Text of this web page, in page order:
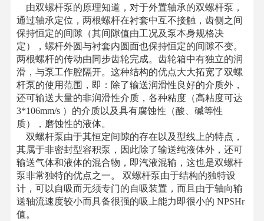
由双螺杆泵的原理知道，对于外置轴承的双螺杆泵，
通过轴承定位，两根螺杆在衬套中互不接触，齿侧之间
保持恒定的间隙（其间隙值由工况及泵本身规格决
定），螺杆外圆与衬套内圆面也保持恒定的间隙不变。
两根螺杆的传动由同步齿轮完成。齿轮箱中有独立的润
滑，与泵工作腔隔开。这种结构的优点大大拓宽了双螺
杆泵的使用范围，即：除了输送润滑性良好的介质外，
还可输送大量的非润滑性介质，各种粘度（高粘度可达
3*106mm/s ）的介质以及具有腐蚀性（酸、碱等性
质），磨蚀性的液体。
双螺杆泵由于其恒定间隙的存在以及型线上的特点，
其属于非密封型容积泵，因此除了输送纯液体外，还可
输送气体和液体的混合物，即汽液混输，这也是双螺杆
泵非常独特的优点之一。 双螺杆泵由于结构的独特设
计，可以自吸而无须专门的自吸装置，而且由于轴向输
送轴流速度较小而具备很强的吸上能力即很小的 NPSHr
值。